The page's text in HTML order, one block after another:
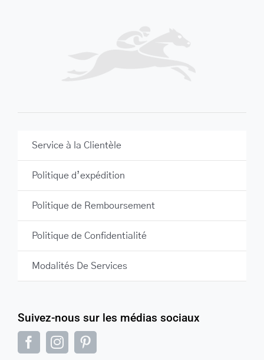
Suivez-nous sur les médias sociaux
Service à la Clientèle
Politique d’expédition
Politique de Remboursement
Politique de Confidentialité
Modalités De Services